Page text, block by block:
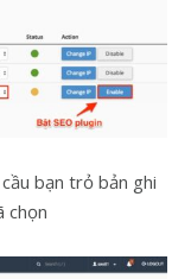
bạn trỏ bản ghi
chọn